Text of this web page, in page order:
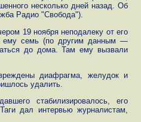
несколько дней назад. Об
Радио "Свобода").
19 ноября неподалеку от его
ему семь (по другим данным —
до дома. Там ему вызвали
диафрагма, желудок и
удалить.
стабилизировалось, его
дал интервью журналистам,